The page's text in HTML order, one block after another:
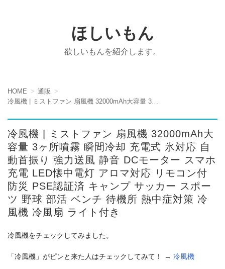
ほしいもん
欲しいもんを紹介します。
HOME
通販
冷風機 | ミストファン 扇風機 32000mAh大
容量 3ヶ所噴霧 瞬間冷却 充電式 氷対応 自
動首振り 強力送風 静音 DCモーター スマホ
充電 LED懐中電灯 アロマ対応 リモコン付
防災 PSE認証済 キャンプ サッカー スポー
ツ 野球 部活 ベンチ 待機所 熱中症対策 冷
風機 冷風扇 ライト付き
冷風機をチェックしてみました。
「冷風機」がピンと来た人はチェックしてみて！ → 冷風機